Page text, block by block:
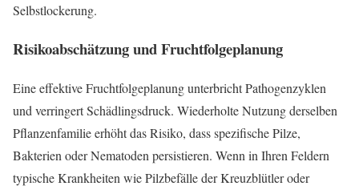
Selbstlockerung.
Risikoabschätzung und Fruchtfolgeplanung
Eine effektive Fruchtfolgeplanung unterbricht Pathogenzyklen
und verringert Schädlingsdruck. Wiederholte Nutzung derselben
Pflanzenfamilie erhöht das Risiko, dass spezifische Pilze,
Bakterien oder Nematoden persistieren. Wenn in Ihren Feldern
typische Krankheiten wie Pilzbefälle der Kreuzblütler oder